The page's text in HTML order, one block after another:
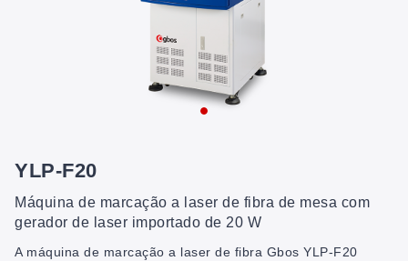
YLP-F20
Máquina de marcação a laser de fibra de mesa com
gerador de laser importado de 20 W
A máquina de marcação a laser de fibra Gbos YLP-F20